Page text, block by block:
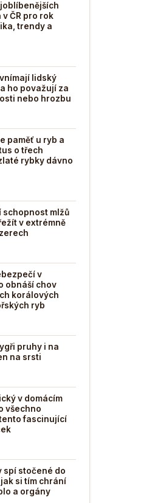
ČR pro rok
trendy a
lidský
ho považují za
nebo hrozbu
paměť u ryb a
o třech
rybky dávno
schopnost mlžů
v extrémně
v
obnáší chov
korálových
ryb
pruhy i na
na srsti
v domácím
všechno
fascinující
spí stočené do
si tím chrání
a orgány